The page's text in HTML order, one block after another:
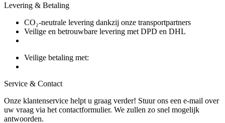
Levering & Betaling
CO₂-neutrale levering dankzij onze transportpartners
Veilige en betrouwbare levering met DPD en DHL
Veilige betaling met:
Service & Contact
Onze klantenservice helpt u graag verder! Stuur ons een e-mail over
uw vraag via het contactformulier. We zullen zo snel mogelijk
antwoorden.